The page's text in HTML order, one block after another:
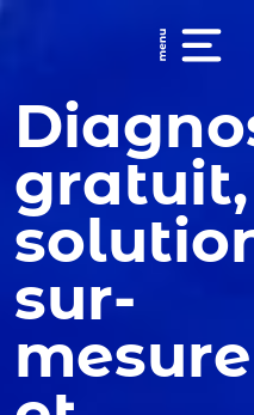
gratuit,
sur-
mesure